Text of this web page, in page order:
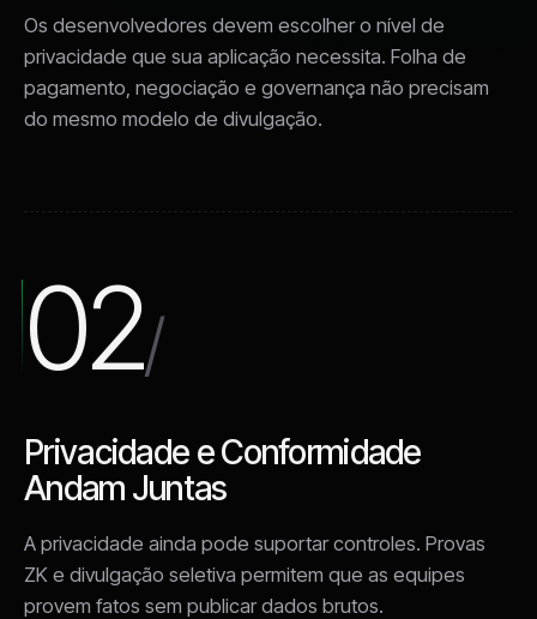
Os desenvolvedores devem escolher o nível de
privacidade que sua aplicação necessita. Folha de
pagamento, negociação e governança não precisam
do mesmo modelo de divulgação.
02/
Privacidade e Conformidade
Andam Juntas
A privacidade ainda pode suportar controles. Provas
ZK e divulgação seletiva permitem que as equipes
provem fatos sem publicar dados brutos.